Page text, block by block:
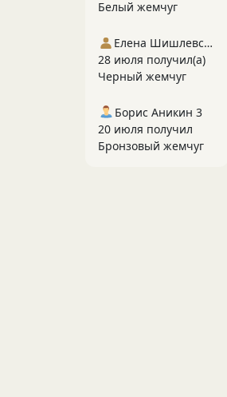
Белый жемчуг
Елена Шишлевская
28 июля получил(а)
Черный жемчуг
Борис Аникин 3
20 июля получил
Бронзовый жемчуг